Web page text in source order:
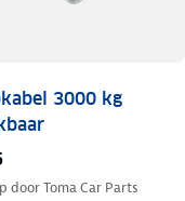
3000 kg
doorToma Car Parts